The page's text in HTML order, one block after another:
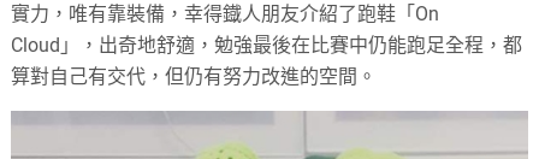
實力，唯有靠裝備，幸得鐡人朋友介紹了跑鞋「On
Cloud」，出奇地舒適，勉強最後在比賽中仍能跑足全程，都
算對自己有交代，但仍有努力改進的空間。